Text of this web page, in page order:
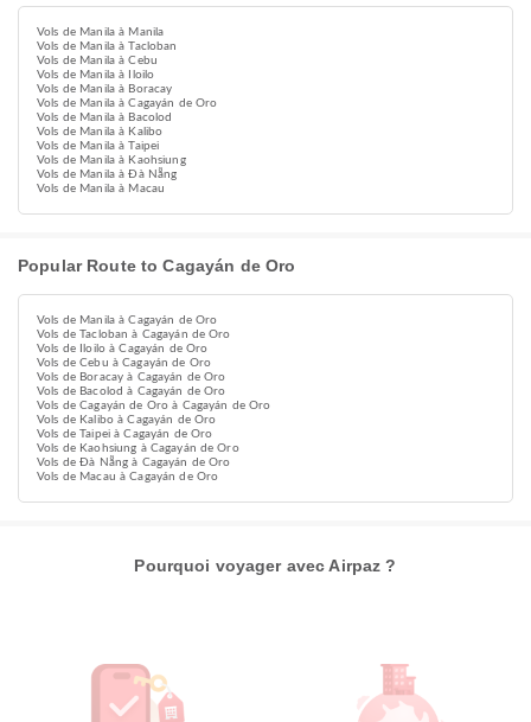
Vols de Manila à Manila
Vols de Manila à Tacloban
Vols de Manila à Cebu
Vols de Manila à Iloilo
Vols de Manila à Boracay
Vols de Manila à Cagayán de Oro
Vols de Manila à Bacolod
Vols de Manila à Kalibo
Vols de Manila à Taipei
Vols de Manila à Kaohsiung
Vols de Manila à Đà Nẵng
Vols de Manila à Macau
Popular Route to Cagayán de Oro
Vols de Manila à Cagayán de Oro
Vols de Tacloban à Cagayán de Oro
Vols de Iloilo à Cagayán de Oro
Vols de Cebu à Cagayán de Oro
Vols de Boracay à Cagayán de Oro
Vols de Bacolod à Cagayán de Oro
Vols de Cagayán de Oro à Cagayán de Oro
Vols de Kalibo à Cagayán de Oro
Vols de Taipei à Cagayán de Oro
Vols de Kaohsiung à Cagayán de Oro
Vols de Đà Nẵng à Cagayán de Oro
Vols de Macau à Cagayán de Oro
Pourquoi voyager avec Airpaz ?